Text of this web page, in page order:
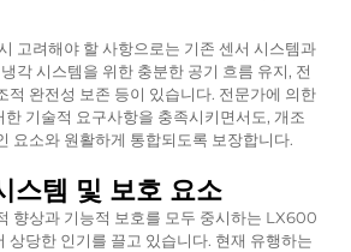
고려해야 할 사항으로는 기존 센서 시스템과
각 시스템을 위한 충분한 공기 흐름 유지, 전
적 완전성 보존 등이 있습니다. 전문가에 의한
기술적 요구사항을 충족시키면서도, 개조
요소와 원활하게 통합되도록 보장합니다.
스템 및 보호 요소
향상과 기능적 보호를 모두 중시하는 LX600
상당한 인기를 끌고 있습니다. 현재 유행하는